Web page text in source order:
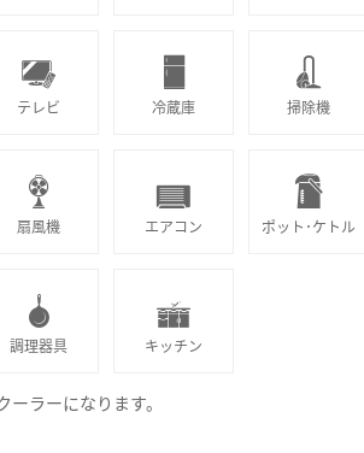
テレビ 冷蔵庫 掃除機
扇風機 エアコン ポット･ケトル
調理器具 キッチン
ラーになります。